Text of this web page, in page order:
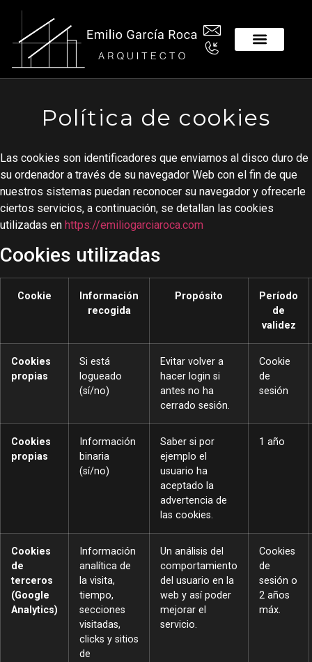
Política de cookies
Las cookies son identificadores que enviamos al disco duro de
su ordenador a través de su navegador Web con el fin de que
nuestros sistemas puedan reconocer su navegador y ofrecerle
ciertos servicios, a continuación, se detallan las cookies
utilizadas en https://emiliogarciaroca.com
Cookies utilizadas
Cookie
Información
recogida
Propósito
Período
de
validez
Cookies
propias
Si está
logueado
(sí/no)
Evitar volver a
hacer login si
antes no ha
cerrado sesión.
Cookie
de
sesión
Cookies
propias
Información
binaria
(sí/no)
Saber si por
ejemplo el
usuario ha
aceptado la
advertencia de
las cookies.
1 año
Cookies
de
terceros
(Google
Analytics)
Información
analítica de
la visita,
tiempo,
secciones
visitadas,
clicks y sitios
de
Un análisis del
comportamiento
del usuario en la
web y así poder
mejorar el
servicio.
Cookies
de
sesión o
2 años
máx.